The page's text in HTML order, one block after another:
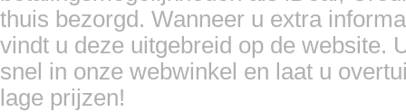
thuis bezorgd. Wanneer u extra
vindt u deze uitgebreid op de website.
snel in onze webwinkel en laat u
lage prijzen!